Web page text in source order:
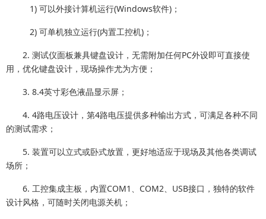
1) 可以外接计算机运行(Windows软件)；
2) 可单机独立运行(内置工控机)；
2. 测试仪面板兼具键盘设计，无需附加任何PC外设即可直接使
用，优化键盘设计，现场操作尤为方便；
3. 8.4英寸彩色液晶显示屏；
4. 4路电压设计，第4路电压提供多种输出方式，可满足各种不同
的测试需求；
5. 装置可以立式或卧式放置，更好地适应于现场及其他各类调试
场所；
6. 工控集成主板，内置COM1、COM2、USB接口，独特的软件
设计风格，可随时关闭电源关机；